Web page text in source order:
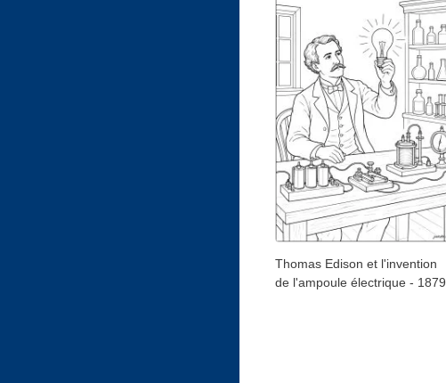
Thomas Edison et l'invention
de l'ampoule électrique - 1879